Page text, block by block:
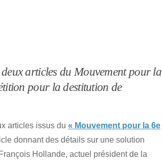
articles du Mouvement pour la
pour la destitution de
articles issus du « Mouvement pour la 6e
donnant des détails sur une solution
Hollande, actuel président de la